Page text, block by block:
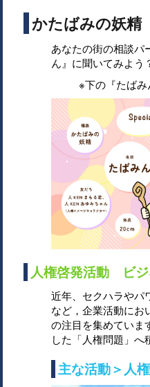
かたばみの妖精
あなたの街の相談パ
ん』に聞いてみよう
※下の『たばみ
人権啓発活動 ビジ
近年、セクハラやパ
など，企業活動にお
の注目を集めていま
した「人権問題」へ
主な活動＞人